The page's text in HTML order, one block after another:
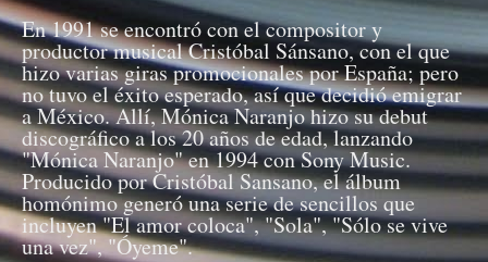
En 1991 se encontró con el compositor y
productor musical Cristóbal Sánsano, con el que
hizo varias giras promocionales por España; pero
no tuvo el éxito esperado, así que decidió emigrar
a México. Allí, Mónica Naranjo hizo su debut
discográfico a los 20 años de edad, lanzando
"Mónica Naranjo" en 1994 con Sony Music.
Producido por Cristóbal Sansano, el álbum
homónimo generó una serie de sencillos que
incluyen "El amor coloca", "Sola", "Sólo se vive
una vez", "Óyeme".